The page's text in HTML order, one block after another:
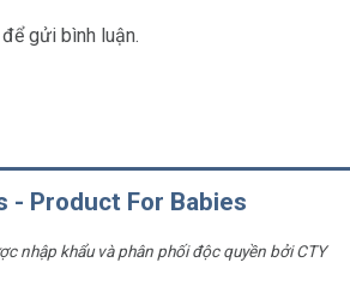
để gửi bình luận.
- Product For Babies
nhập khẩu và phân phối độc quyền bởi CTY